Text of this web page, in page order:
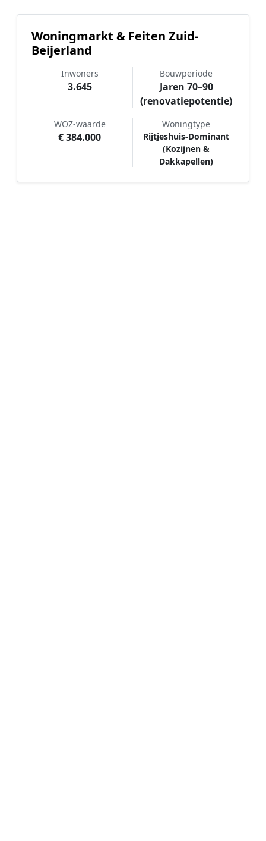
Woningmarkt & Feiten Zuid-
Beijerland
Inwoners
3.645
Bouwperiode
Jaren 70–90
(renovatiepotentie)
WOZ-waarde
€ 384.000
Woningtype
Rijtjeshuis-Dominant
(Kozijnen &
Dakkapellen)